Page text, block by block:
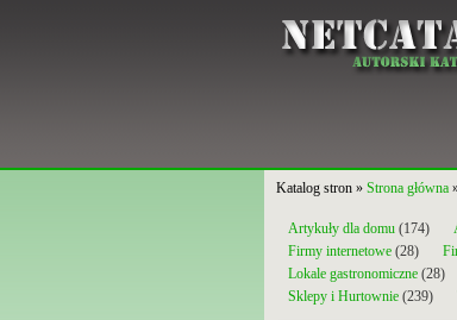
Katalog stron » Strona główna
Artykuły dla domu (174)
Firmy internetowe (28)
Lokale gastronomiczne (28)
Sklepy i Hurtownie (239)